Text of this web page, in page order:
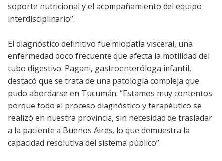
soporte nutricional y el acompañamiento del equipo
interdisciplinario”.
El diagnóstico definitivo fue miopatía visceral, una
enfermedad poco frecuente que afecta la motilidad del
tubo digestivo. Pagani, gastroenteróloga infantil,
destacó que se trata de una patología compleja que
pudo abordarse en Tucumán: “Estamos muy contentos
porque todo el proceso diagnóstico y terapéutico se
realizó en nuestra provincia, sin necesidad de trasladar
a la paciente a Buenos Aires, lo que demuestra la
capacidad resolutiva del sistema público”.